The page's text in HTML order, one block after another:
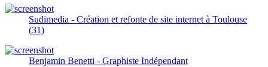
Sudimedia - Création et refonte de site internet à Toulouse
(31)
Benjamin Benetti - Graphiste Indépendant